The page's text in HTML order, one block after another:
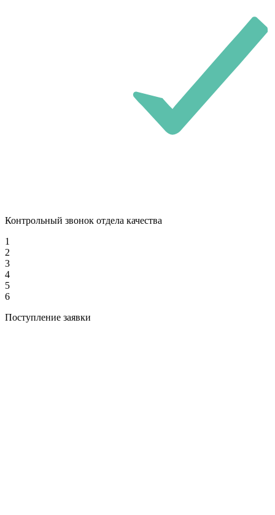
Контрольный звонок отдела качества
1
2
3
4
5
6
Поступление заявки